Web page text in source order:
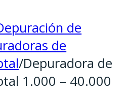
de
de
/Depuradora de
1.000 – 40.000